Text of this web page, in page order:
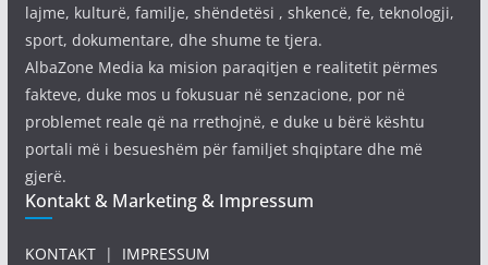
lajme, kulturë, familje, shëndetësi , shkencë, fe, teknologji,
sport, dokumentare, dhe shume te tjera.
AlbaZone Media ka mision paraqitjen e realitetit përmes
fakteve, duke mos u fokusuar në senzacione, por në
problemet reale që na rrethojnë, e duke u bërë kështu
portali më i besueshëm për familjet shqiptare dhe më
gjerë.
Kontakt & Marketing & Impressum
KONTAKT| IMPRESSUM